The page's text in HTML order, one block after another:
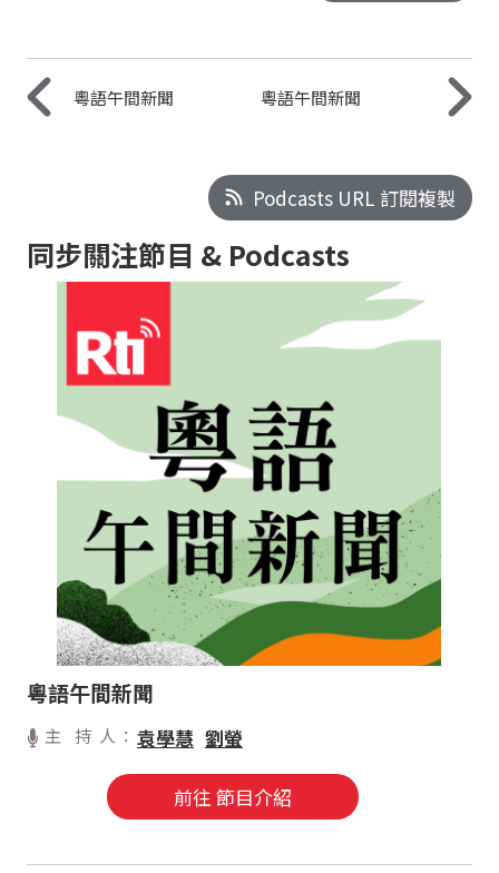
粵語午間新聞 粵語午間新聞
Podcasts URL 訂閱複製
同步關注節目 & Podcasts
粵語午間新聞
主 持 人： 袁學慧 劉螢
前往 節目介紹